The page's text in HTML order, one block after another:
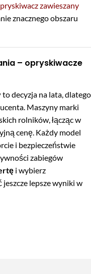
zawieszany
znacznego obszaru
– opryskiwacze
to decyzja na lata, dlatego
Maszyny marki
rolników, łącząc w
cenę. Każdy model
i bezpieczeństwie
zabiegów
i wybierz
lepsze wyniki w